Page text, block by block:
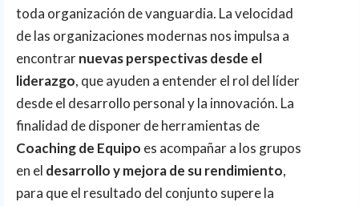
toda organización de vanguardia. La velocidad
de las organizaciones modernas nos impulsa a
encontrarnuevas perspectivas desde el
liderazgo, que ayuden a entender el rol del líder
desde el desarrollo personal y la innovación. La
finalidad de disponer de herramientas de
Coaching de Equipo es acompañar a los grupos
en el desarrollo y mejora de su rendimiento,
para que el resultado del conjunto supere la